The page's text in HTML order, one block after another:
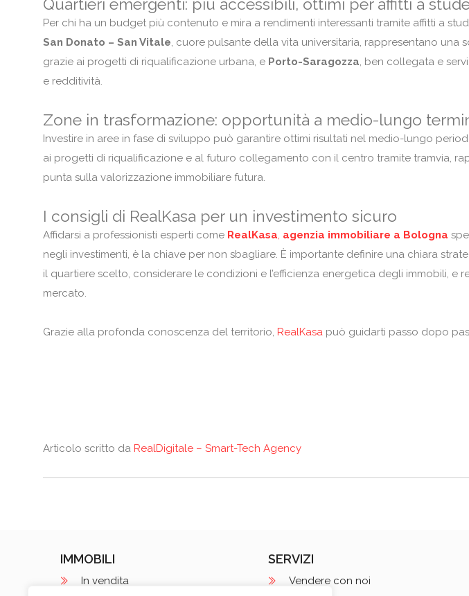
Quartieri emergenti: più accessibili, ottimi per affitti a
Per chi ha un budget più contenuto e mira a rendimenti interessanti tramite affitti a
San Donato – San Vitale, cuore pulsante della vita universitaria, rappresentano una
grazie ai progetti di riqualificazione urbana, e Porto-Saragozza, ben collegata e
e redditività.
Zone in trasformazione: opportunità a medio-lungo
Investire in aree in fase di sviluppo può garantire ottimi risultati nel medio-lungo
ai progetti di riqualificazione e al futuro collegamento con il centro tramite tramvia,
punta sulla valorizzazione immobiliare futura.
I consigli di RealKasa per un investimento sicuro
Affidarsi a professionisti esperti come RealKasa, agenzia immobiliare a Bologna
negli investimenti, è la chiave per non sbagliare. È importante definire una chiara
il quartiere scelto, considerare le condizioni e l’efficienza energetica degli immobili, e
mercato.
Grazie alla profonda conoscenza del territorio, RealKasa può guidarti passo dopo
Articolo scritto da RealDigitale – Smart-Tech Agency
IMMOBILI
In vendita
SERVIZI
Vendere con noi